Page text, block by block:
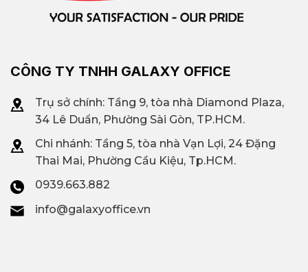
CÔNG TY TNHH GALAXY OFFICE
Trụ sở chính: Tầng 9, tòa nhà Diamond Plaza,
34 Lê Duẩn, Phường Sài Gòn, TP.HCM.
Chi nhánh: Tầng 5, tòa nhà Vạn Lợi, 24 Đặng
Thai Mai, Phường Cầu Kiệu, Tp.HCM.
0939.663.882
info@galaxyoffice.vn